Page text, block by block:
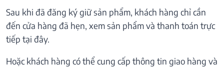
Sau khi đã đăng ký giữ sản phẩm, khách hàng chỉ cần
đến cửa hàng đã hẹn, xem sản phẩm và thanh toán trực
tiếp tại đây.
Hoặc khách hàng có thể cung cấp thông tin giao hàng và